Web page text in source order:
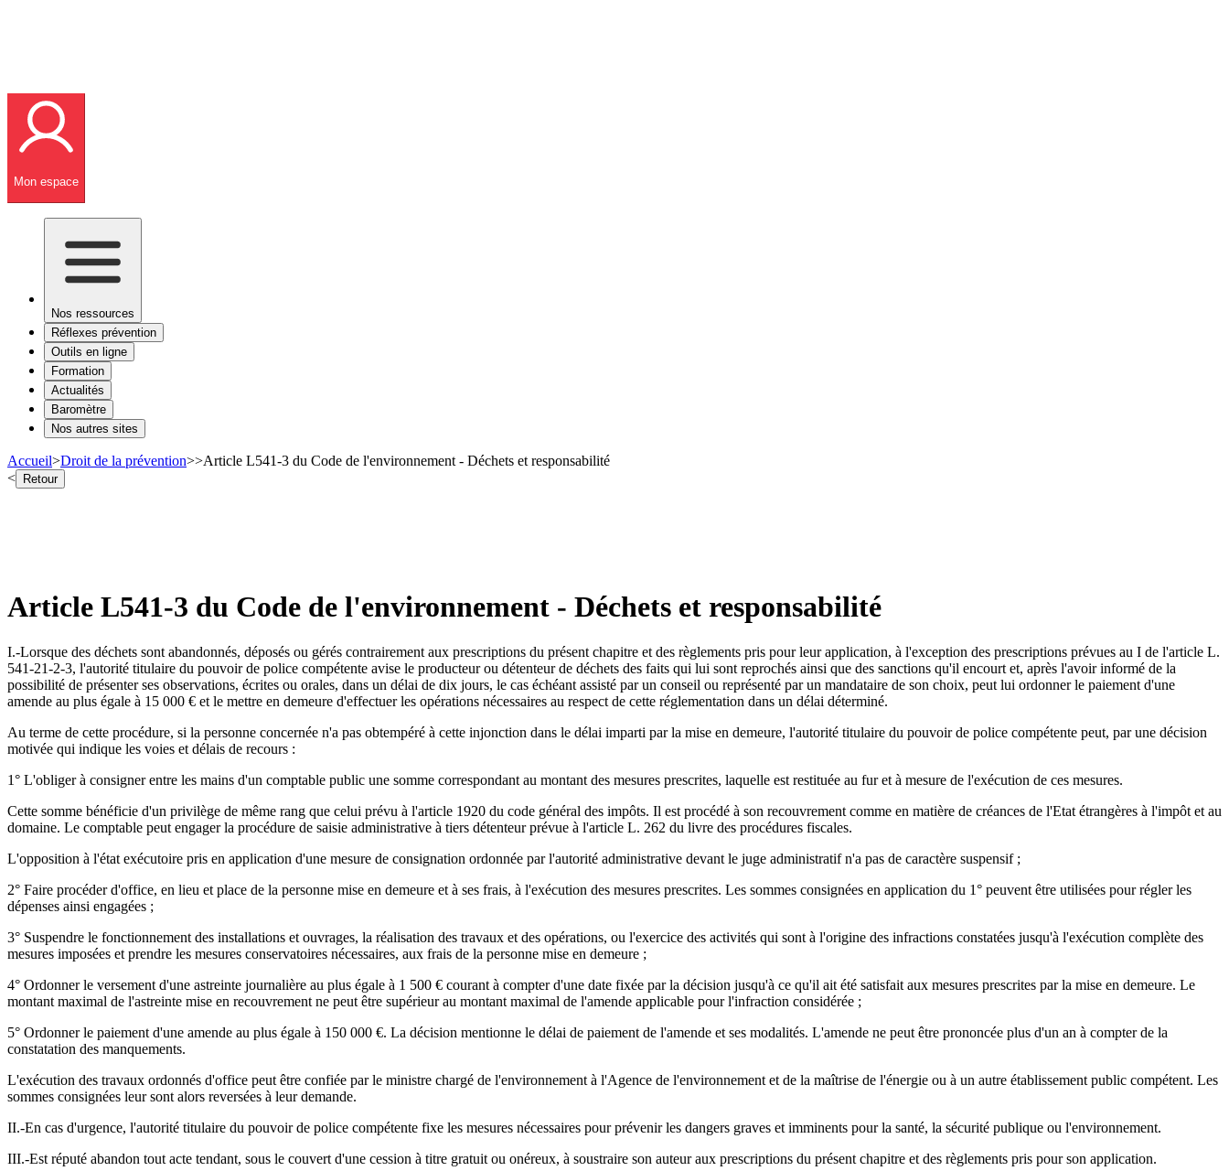
Mon espace
Nos ressources
Réflexes prévention
Outils en ligne
Formation
Actualités
Baromètre
Nos autres sites
Accueil>Droit de la prévention>>Article L541-3 du Code de l'environnement - Déchets et responsabilité
< Retour
Article L541-3 du Code de l'environnement - Déchets et responsabilité
I.-Lorsque des déchets sont abandonnés, déposés ou gérés contrairement aux prescriptions du présent chapitre et des règlements pris pour leur application, à l'exception des prescriptions prévues au I de l'article L.
541-21-2-3, l'autorité titulaire du pouvoir de police compétente avise le producteur ou détenteur de déchets des faits qui lui sont reprochés ainsi que des sanctions qu'il encourt et, après l'avoir informé de la
possibilité de présenter ses observations, écrites ou orales, dans un délai de dix jours, le cas échéant assisté par un conseil ou représenté par un mandataire de son choix, peut lui ordonner le paiement d'une
amende au plus égale à 15 000 € et le mettre en demeure d'effectuer les opérations nécessaires au respect de cette réglementation dans un délai déterminé.
Au terme de cette procédure, si la personne concernée n'a pas obtempéré à cette injonction dans le délai imparti par la mise en demeure, l'autorité titulaire du pouvoir de police compétente peut, par une décision
motivée qui indique les voies et délais de recours :
1° L'obliger à consigner entre les mains d'un comptable public une somme correspondant au montant des mesures prescrites, laquelle est restituée au fur et à mesure de l'exécution de ces mesures.
Cette somme bénéficie d'un privilège de même rang que celui prévu à l'article 1920 du code général des impôts. Il est procédé à son recouvrement comme en matière de créances de l'Etat étrangères à l'impôt et au
domaine. Le comptable peut engager la procédure de saisie administrative à tiers détenteur prévue à l'article L. 262 du livre des procédures fiscales.
L'opposition à l'état exécutoire pris en application d'une mesure de consignation ordonnée par l'autorité administrative devant le juge administratif n'a pas de caractère suspensif ;
2° Faire procéder d'office, en lieu et place de la personne mise en demeure et à ses frais, à l'exécution des mesures prescrites. Les sommes consignées en application du 1° peuvent être utilisées pour régler les
dépenses ainsi engagées ;
3° Suspendre le fonctionnement des installations et ouvrages, la réalisation des travaux et des opérations, ou l'exercice des activités qui sont à l'origine des infractions constatées jusqu'à l'exécution complète des
mesures imposées et prendre les mesures conservatoires nécessaires, aux frais de la personne mise en demeure ;
4° Ordonner le versement d'une astreinte journalière au plus égale à 1 500 € courant à compter d'une date fixée par la décision jusqu'à ce qu'il ait été satisfait aux mesures prescrites par la mise en demeure. Le
montant maximal de l'astreinte mise en recouvrement ne peut être supérieur au montant maximal de l'amende applicable pour l'infraction considérée ;
5° Ordonner le paiement d'une amende au plus égale à 150 000 €. La décision mentionne le délai de paiement de l'amende et ses modalités. L'amende ne peut être prononcée plus d'un an à compter de la
constatation des manquements.
L'exécution des travaux ordonnés d'office peut être confiée par le ministre chargé de l'environnement à l'Agence de l'environnement et de la maîtrise de l'énergie ou à un autre établissement public compétent. Les
sommes consignées leur sont alors reversées à leur demande.
II.-En cas d'urgence, l'autorité titulaire du pouvoir de police compétente fixe les mesures nécessaires pour prévenir les dangers graves et imminents pour la santé, la sécurité publique ou l'environnement.
III.-Est réputé abandon tout acte tendant, sous le couvert d'une cession à titre gratuit ou onéreux, à soustraire son auteur aux prescriptions du présent chapitre et des règlements pris pour son application.